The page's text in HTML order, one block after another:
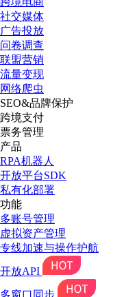
社交媒体
广告投放
问卷调查
联盟营销
流量变现
网络爬虫
SEO&品牌保护
跨境支付
票务管理
产品
RPA机器人
开放平台SDK
私有化部署
功能
多账号管理
虚拟资产管理
专线加速与操作护航
开放API
多窗口同步